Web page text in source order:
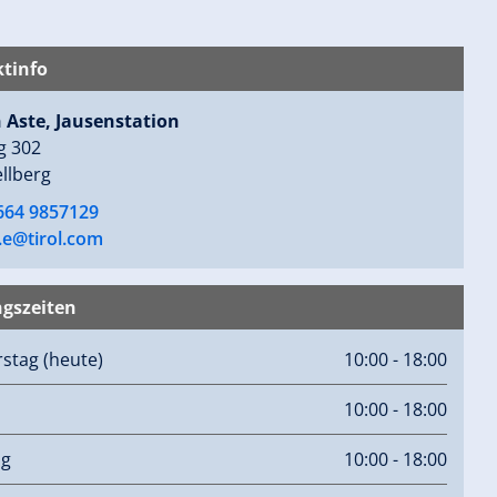
Aste, Jausenstation
302
9857129
(heute) 10:00 - 18:00
10:00 - 18:00
10:00 - 18:00